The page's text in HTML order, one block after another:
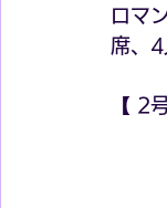
ロマ
席、4
【 2